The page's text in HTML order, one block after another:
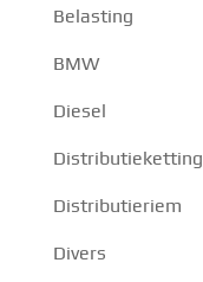
Belasting
BMW
Diesel
Distributieketting
Distributieriem
Divers